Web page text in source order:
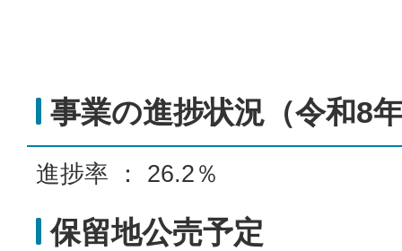
事業の進捗状況（令和8
進捗率 ： 26.2％
保留地公売予定